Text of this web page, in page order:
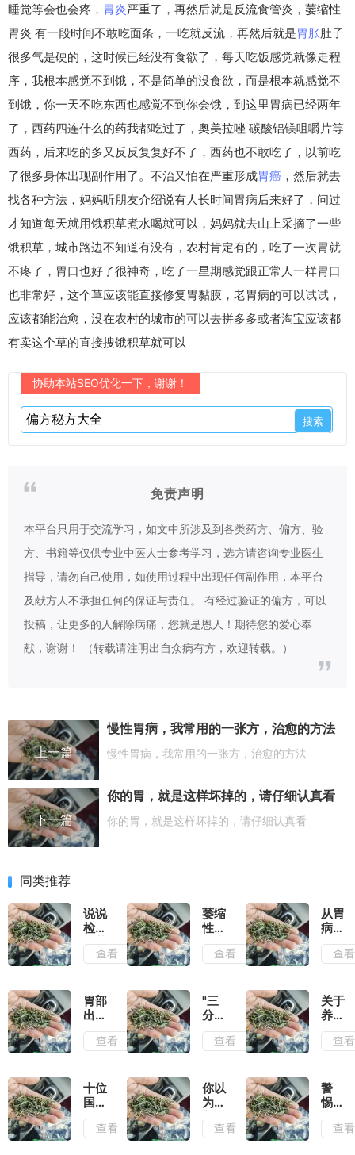
睡觉等会也会疼， 胃炎严重了，再然后就是反流食管炎，萎缩性
胃炎 有一段时间不敢吃面条，一吃就反流，再然后就是胃胀肚子
很多气是硬的，这时候已经没有食欲了，每天吃饭感觉就像走程
序，我根本感觉不到饿，不是简单的没食欲，而是根本就感觉不
到饿，你一天不吃东西也感觉不到你会饿，到这里胃病已经两年
了，西药四连什么的药我都吃过了，奥美拉唑 碳酸铝镁咀嚼片等
西药，后来吃的多又反反复复好不了，西药也不敢吃了，以前吃
了很多身体出现副作用了。不治又怕在严重形成胃癌 ，然后就去
找各种方法，妈妈听朋友介绍说有人长时间胃病后来好了，问过
才知道每天就用饿积草煮水喝就可以，妈妈就去山上采摘了一些
饿积草，城市路边不知道有没有，农村肯定有的，吃了一次胃就
不疼了，胃口也好了很神奇，吃了一星期感觉跟正常人一样胃口
也非常好，这个草应该能直接修复胃黏膜，老胃病的可以试试，
应该都能治愈，没在农村的城市的可以去拼多多或者淘宝应该都
有卖这个草的直接搜饿积草就可以
协助本站SEO优化一下，谢谢！
免责声明
本平台只用于交流学习，如文中所涉及到各类药方、偏方、验
方、书籍等仅供专业中医人士参考学习，选方请咨询专业医生
指导，请勿自己使用，如使用过程中出现任何副作用，本平台
及献方人不承担任何的保证与责任。 有经过验证的偏方，可以
投稿，让更多的人解除病痛，您就是恩人！期待您的爱心奉
献，谢谢！ （转载请注明出自众病有方，欢迎转载。）
上一篇
慢性胃病，我常用的一张方，治愈的方法
慢性胃病，我常用的一张方，治愈的方法
下一篇
你的胃，就是这样坏掉的，请仔细认真看
你的胃，就是这样坏掉的，请仔细认真看
同类推荐
说说
检查
出萎
缩性
怎么
好的
查看
萎缩
性胃
炎患
者，
子真
的要
结束
查看
从胃
病到
胃
癌，
一点
点"变
坏"的
查看
胃部
出现
哪些
症状
病了
啊？
查看
"三
分
治，
七分
养
胃，
这些
小妙
招要
查看
关于
养
胃，
这些
搞错
了
查看
十位
国医
大师
治疗
查看
你以
为的
养胃
查看
警
惕！
这6
种常
查看